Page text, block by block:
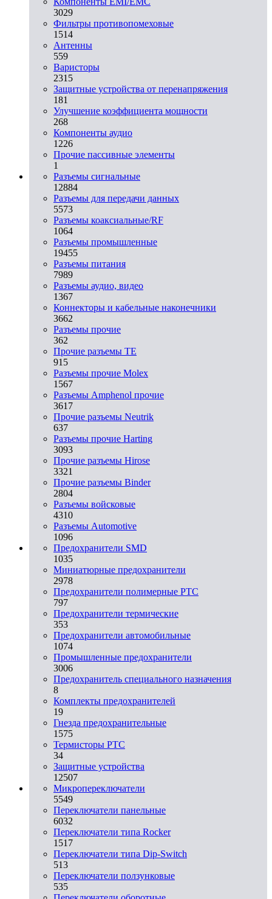
3029
Фильтры противопомеховые
1514
Антенны
559
Варисторы
2315
Защитные устройства от перенапряжения
181
Улучшение коэффициента мощности
268
Компоненты аудио
1226
Прочие пассивные элементы
1
Разъeмы сигнальные
12884
Разъeмы для передачи данных
5573
Разъeмы коаксиальные/RF
1064
Разъeмы промышленные
19455
Разъeмы питания
7989
Разъeмы аудио, видео
1367
Коннекторы и кабельные наконечники
3662
Разъeмы прочие
362
Прочие разъемы TE
915
Разъемы прочие Molex
1567
Разъемы Amphenol прочие
3617
Прочие разъемы Neutrik
637
Разъемы прочие Harting
3093
Прочие разъемы Hirose
3321
Прочие разъемы Binder
2804
Разъемы войсковые
4310
Разъeмы Automotive
1096
Предохранители SMD
1035
Миниатюрные предохранители
2978
Предохранители полимерные PTC
797
Предохранители термические
353
Предохранители автомобильные
1074
Промышленные предохранители
3006
Предохранитель специального назначения
8
Комплекты предохранителей
19
Гнезда предохранительные
1575
Термисторы PTC
34
Защитные устройства
12507
Микропереключатели
5549
Переключатели панельные
6032
Переключатели типа Rocker
1517
Переключатели типа Dip-Switch
513
Переключатели ползунковые
535